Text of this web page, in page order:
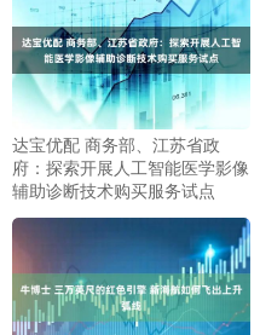
达宝优配 商务部、江苏省政
府：探索开展人工智能医学影像
辅助诊断技术购买服务试点